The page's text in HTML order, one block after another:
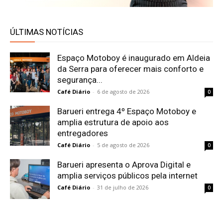
ÚLTIMAS NOTÍCIAS
Espaço Motoboy é inaugurado em Aldeia
da Serra para oferecer mais conforto e
segurança...
Café Diário - 6 de agosto de 2026 0
Barueri entrega 4º Espaço Motoboy e
amplia estrutura de apoio aos
entregadores
Café Diário - 5 de agosto de 2026 0
Barueri apresenta o Aprova Digital e
amplia serviços públicos pela internet
Café Diário - 31 de julho de 2026 0